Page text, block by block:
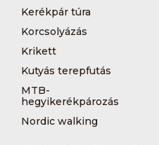
Kerékpár túra
Korcsolyázás
Krikett
Kutyás terepfutás
MTB-
hegyikerékpározás
Nordic walking